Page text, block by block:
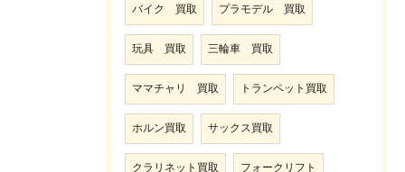
バイク 買取 プラモデル 買取
玩具 買取 三輪車 買取
ママチャリ 買取 トランペット買取
ホルン買取 サックス買取
クラリネット買取 フォークリフト